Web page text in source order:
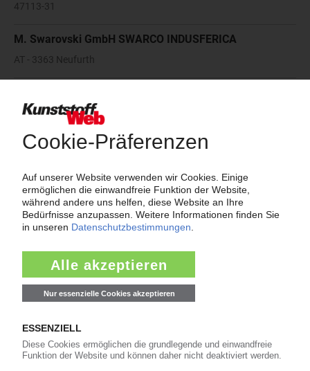
47113-31
M. Swarovski GmbH SWARCO INDUSFERICA
AT - 3363 Neufurth
DE - 21337 Lüneburg · Telefon: +49 4131 87100 · Fax: +49 4131
DE - 50127 Bergheim · Telefon: (02271) 902-0 · Fax: (02271) 902-
555
Eduard Merkle GmbH & Co. KG
(07344) 9601-11
Mühlmeier GmbH & Co. KG Composites
268